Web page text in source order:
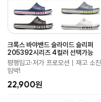
크록스 바야밴드 슬라이드 슬리퍼
205392시리즈 4컬러 선택가능
평행입고·저가 프로모션｜재고 소진
임박!
22,900원